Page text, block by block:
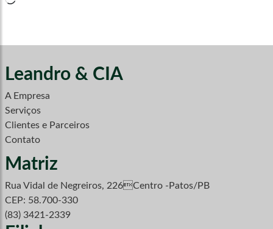
Leandro & CIA
A Empresa
Serviços
Clientes e Parceiros
Contato
Matriz
Rua Vidal de Negreiros, 226Centro -Patos/PB
CEP: 58.700-330
(83) 3421-2339